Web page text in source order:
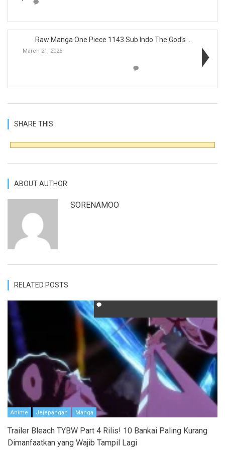
Raw Manga One Piece 1143 Sub Indo The God’s ...
March 21, 2025
SHARE THIS
ABOUT AUTHOR
SORENAMOO
RELATED POSTS
Anime Jejepangan Manga
Trailer Bleach TYBW Part 4 Rilis! 10 Bankai Paling Kurang
Dimanfaatkan yang Wajib Tampil Lagi